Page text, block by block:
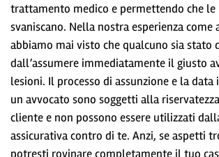
trattamento medico e permettendo che le
svaniscano. Nella nostra esperienza come
abbiamo mai visto che qualcuno sia stato
dall’assumere immediatamente il giusto
lesioni. Il processo di assunzione e la data
un avvocato sono soggetti alla
cliente e non possono essere utilizzati
assicurativa contro di te. Anzi, se aspetti
potresti rovinare completamente il tuo